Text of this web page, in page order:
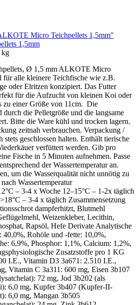
Micro Teichpellets 1,5mm"
1,5mm
kg
Ø 1,5 mm ALKOTE Micro
für alle kleinere Teichfische wie z.B.
oder Elritzen konzipiert. Das Futter
für die Aufzucht von kleinen Koi oder
zu einer Größe von 11cm. Die
die Pelletgröße und die langsame
Bitte die Ware kühl und trocken lagern.
zeitnah verbrauchen. Verpackung /
stets geschlossen halten. Enthält tierische
verfüttert werden. Gib pro
Fische in 5 Minuten aufnehmen. Passe
der Wassertemperatur an.
um die Wasserqualität nicht unnötig zu
Wassertemperatur
– 3-4 x Woche 12–15°C – 1-2x täglich
– 3-4 x täglich Zusammensetzung
dampferhitzt, Blutmehl
Weizenkleber, Lecithin,
Rapsöl, Hefe Derivate Analytische
40,0%, Rohöle und -fette: 10,0%,
6,9%, Phosphor: 1,1%, Calcium: 1,2%,
Zusatzstoffe pro 1 KG
I.E., Vitamin D3 3a671: 2.510 I.E.,
Vitamin C 3a311: 600 mg, Eisen 3b107
72 mg, Jod 3b202 (als
6,0 mg, Kupfer 3b407 (Kupfer-II-
6,0 mg, Mangan 3b505